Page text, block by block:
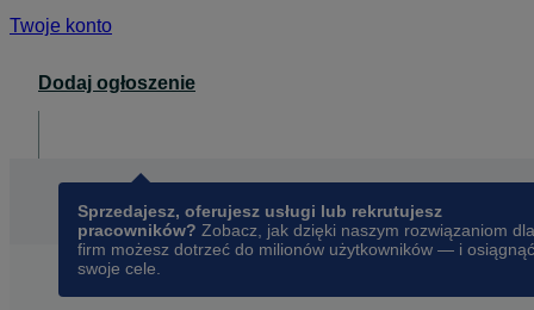
Twoje konto
Dodaj ogłoszenie
Sprzedajesz, oferujesz usługi lub rekrutujesz
pracowników? Zobacz, jak dzięki naszym rozwiązaniom dla
firm możesz dotrzeć do milionów użytkowników — i osiągnąć
swoje cele.